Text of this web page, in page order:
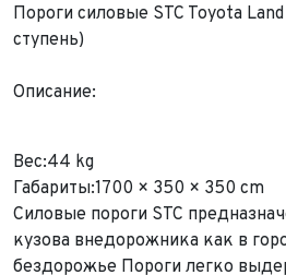
Пороги силовые STC Toyota
ступень)
Описание:
Вес:44 kg
Габариты:1700 × 350 × 350 cm
Силовые пороги STC
кузова внедорожника как в
бездорожье Пороги легко